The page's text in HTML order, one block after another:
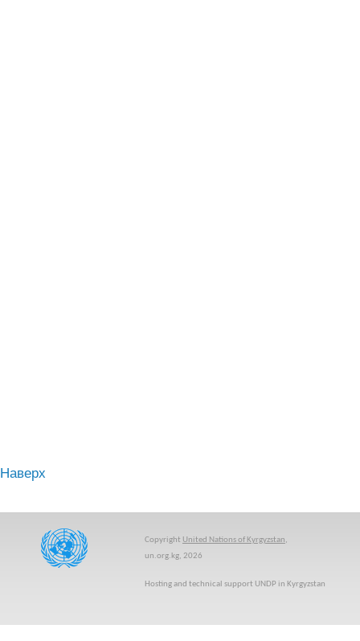
Наверх
Copyright United Nations of Kyrgyzstan,
un.org.kg, 2026
Hosting and technical support UNDP in Kyrgyzstan